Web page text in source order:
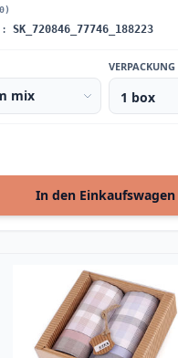
SK_720846_77746_188223
mix
VERPACKUNG
In den Einkaufswagen